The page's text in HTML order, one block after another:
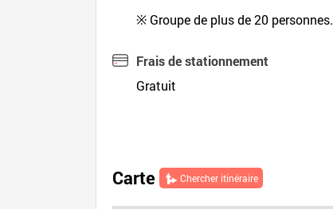
※ Groupe de plus de 20 personnes.
Frais de stationnement
Gratuit
Carte Chercher itinéraire